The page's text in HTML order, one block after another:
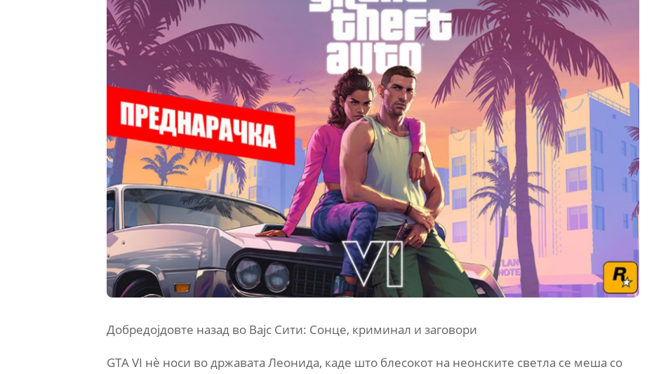
Добредојдовте назад во Вајс Сити: Сонце, криминал и заговори
GTA VI нè носи во државата Леонида, каде што блесокот на неонските светла се меша со